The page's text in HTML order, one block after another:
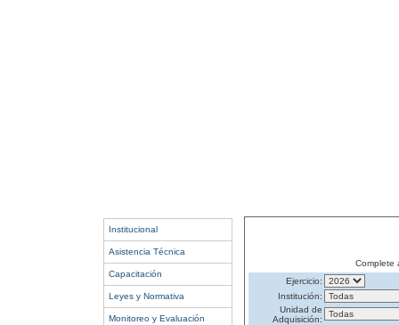
Institucional
Asistencia Técnica
Capacitación
Leyes y Normativa
Monitoreo y Evaluación
Complete
Ejercicio:
Institución:
Unidad de
Adquisición: